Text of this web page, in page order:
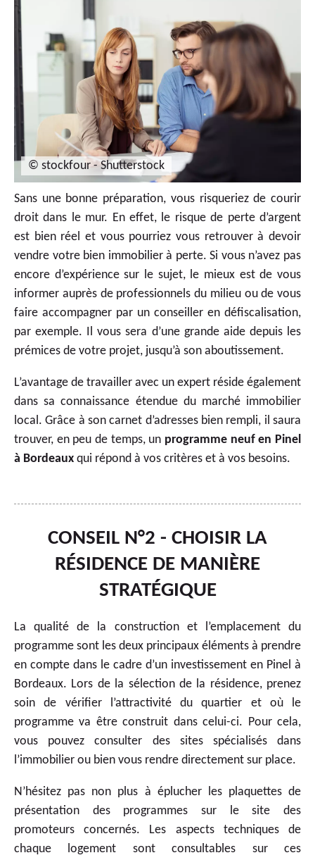
© stockfour - Shutterstock
Sans une bonne préparation, vous risqueriez de courir
droit dans le mur. En effet, le risque de perte d’argent
est bien réel et vous pourriez vous retrouver à devoir
vendre votre bien immobilier à perte. Si vous n’avez pas
encore d’expérience sur le sujet, le mieux est de vous
informer auprès de professionnels du milieu ou de vous
faire accompagner par un conseiller en défiscalisation,
par exemple. Il vous sera d’une grande aide depuis les
prémices de votre projet, jusqu’à son aboutissement.
L’avantage de travailler avec un expert réside également
dans sa connaissance étendue du marché immobilier
local. Grâce à son carnet d’adresses bien rempli, il saura
trouver, en peu de temps, un programme neuf en Pinel
à Bordeaux qui répond à vos critères et à vos besoins.
CONSEIL N°2 - CHOISIR LA
RÉSIDENCE DE MANIÈRE
STRATÉGIQUE
La qualité de la construction et l’emplacement du
programme sont les deux principaux éléments à prendre
en compte dans le cadre d’un investissement en Pinel à
Bordeaux. Lors de la sélection de la résidence, prenez
soin de vérifier l’attractivité du quartier et où le
programme va être construit dans celui-ci. Pour cela,
vous pouvez consulter des sites spécialisés dans
l’immobilier ou bien vous rendre directement sur place.
N’hésitez pas non plus à éplucher les plaquettes de
présentation des programmes sur le site des
promoteurs concernés. Les aspects techniques de
chaque logement sont consultables sur ces